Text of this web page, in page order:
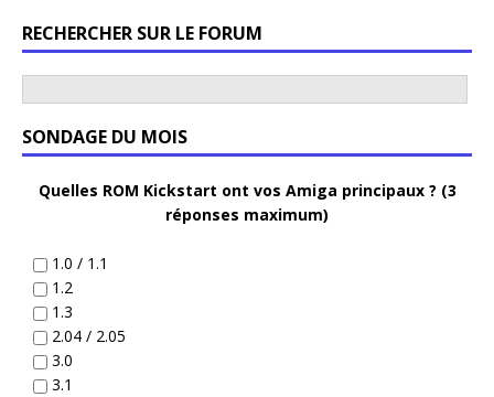
RECHERCHER SUR LE FORUM
SONDAGE DU MOIS
Quelles ROM Kickstart ont vos Amiga principaux ? (3
réponses maximum)
1.0 / 1.1
1.2
1.3
2.04 / 2.05
3.0
3.1